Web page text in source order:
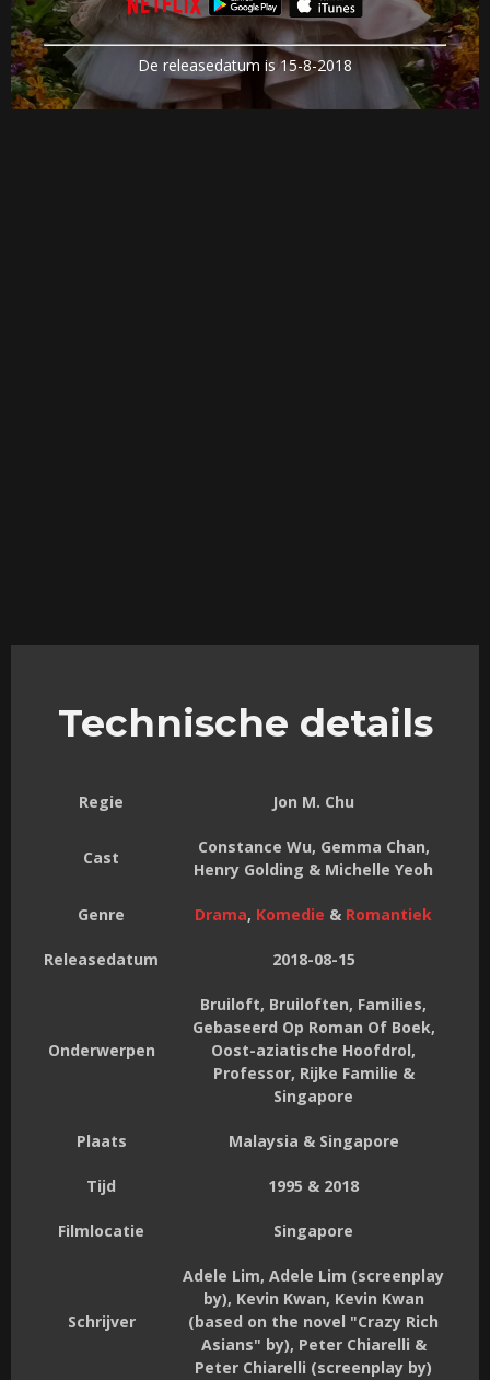
De releasedatum is 15-8-2018
Technische details
Regie Jon M. Chu
Cast
Constance Wu, Gemma Chan,
Henry Golding & Michelle Yeoh
Genre Drama, Komedie & Romantiek
Releasedatum 2018-08-15
Onderwerpen
Bruiloft, Bruiloften, Families,
Gebaseerd Op Roman Of Boek,
Oost-aziatische Hoofdrol,
Professor, Rijke Familie &
Singapore
Plaats Malaysia & Singapore
Tijd 1995 & 2018
Filmlocatie Singapore
Schrijver
Adele Lim, Adele Lim (screenplay
by), Kevin Kwan, Kevin Kwan
(based on the novel "Crazy Rich
Asians" by), Peter Chiarelli &
Peter Chiarelli (screenplay by)